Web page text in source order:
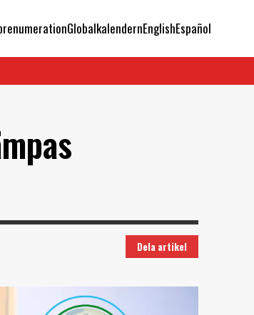
GlobalkalendernEnglishEspañol
Dela artikel